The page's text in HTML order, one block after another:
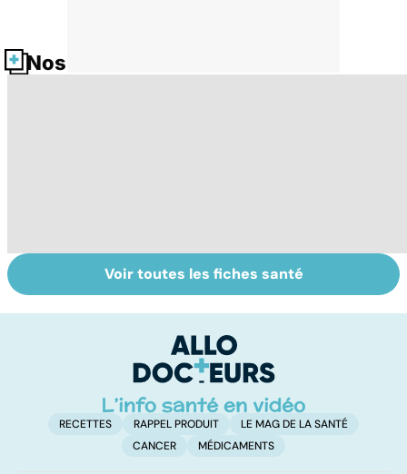
Nos fiches santé
Covid-19 : tout
savoir sur la
Variole du singe :
symptômes,
traitements
Voir toutes les fiches santé
RECETTES RAPPEL PRODUIT
LE MAG DE LA SANTÉ
CANCER
MÉDICAMENTS